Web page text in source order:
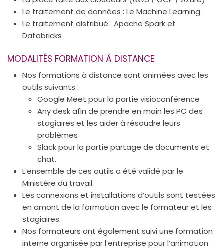
Le traitement de données : Le Machine Learning
Le traitement distribué : Apache Spark et
Databricks
MODALITÉS FORMATION À DISTANCE
Nos formations à distance sont animées avec les
outils suivants :
Google Meet pour la partie visioconférence
Any desk afin de prendre en main les PC des
stagiaires et les aider à résoudre leurs
problèmes
Slack pour la partie partage de documents et
chat.
L’ensemble de ces outils a été validé par le
Ministère du travail.
Les connexions et installations d’outils sont testées
en amont de la formation avec le formateur et les
stagiaires.
Nos formateurs ont également suivi une formation
interne organisée par l’entreprise pour l’animation